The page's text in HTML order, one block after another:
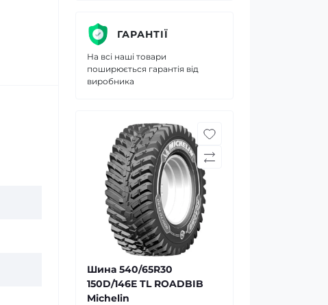
ГАРАНТІЇ
На всі наші товари
поширюється гарантія від
виробника
Шина 540/65R30
150D/146E TL ROADBIB
Michelin